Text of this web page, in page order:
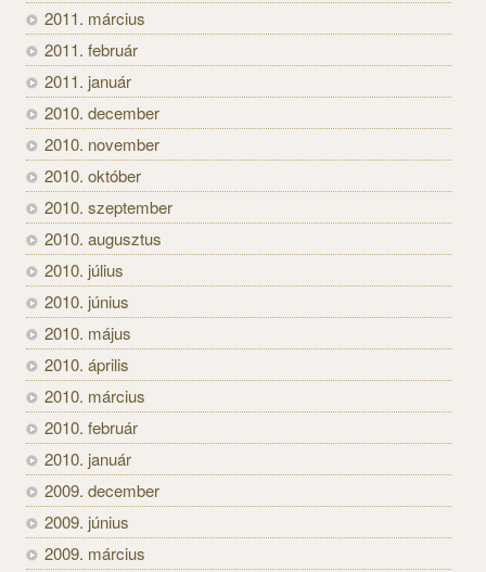
2011. március
2011. február
2011. január
2010. december
2010. november
2010. október
2010. szeptember
2010. augusztus
2010. július
2010. június
2010. május
2010. április
2010. március
2010. február
2010. január
2009. december
2009. június
2009. március